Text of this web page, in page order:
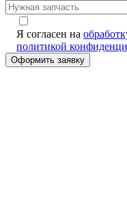
Я согласен на
политикой